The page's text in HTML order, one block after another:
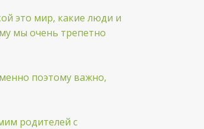
это мир, какие люди и
мы очень трепетно
поэтому важно,
родителей с